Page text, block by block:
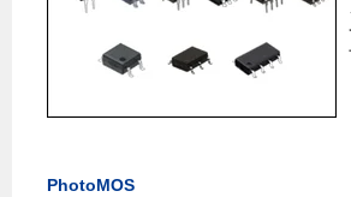
PhotoMOS